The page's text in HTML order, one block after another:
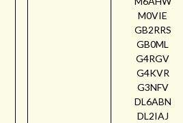
M0VIE
GB2RRS
GB0ML
G4RGV
G4KVR
G3NFV
DL6ABN
DL2IAJ